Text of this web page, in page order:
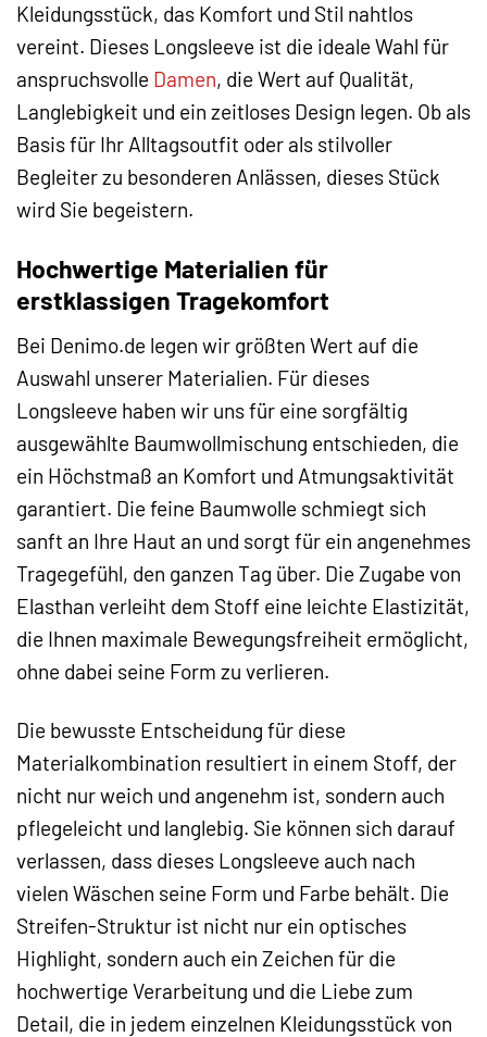
Kleidungsstück, das Komfort und Stil nahtlos
vereint. Dieses Longsleeve ist die ideale Wahl für
anspruchsvolle Damen, die Wert auf Qualität,
Langlebigkeit und ein zeitloses Design legen. Ob als
Basis für Ihr Alltagsoutfit oder als stilvoller
Begleiter zu besonderen Anlässen, dieses Stück
wird Sie begeistern.
Hochwertige Materialien für
erstklassigen Tragekomfort
Bei Denimo.de legen wir größten Wert auf die
Auswahl unserer Materialien. Für dieses
Longsleeve haben wir uns für eine sorgfältig
ausgewählte Baumwollmischung entschieden, die
ein Höchstmaß an Komfort und Atmungsaktivität
garantiert. Die feine Baumwolle schmiegt sich
sanft an Ihre Haut an und sorgt für ein angenehmes
Tragegefühl, den ganzen Tag über. Die Zugabe von
Elasthan verleiht dem Stoff eine leichte Elastizität,
die Ihnen maximale Bewegungsfreiheit ermöglicht,
ohne dabei seine Form zu verlieren.
Die bewusste Entscheidung für diese
Materialkombination resultiert in einem Stoff, der
nicht nur weich und angenehm ist, sondern auch
pflegeleicht und langlebig. Sie können sich darauf
verlassen, dass dieses Longsleeve auch nach
vielen Wäschen seine Form und Farbe behält. Die
Streifen-Struktur ist nicht nur ein optisches
Highlight, sondern auch ein Zeichen für die
hochwertige Verarbeitung und die Liebe zum
Detail, die in jedem einzelnen Kleidungsstück von